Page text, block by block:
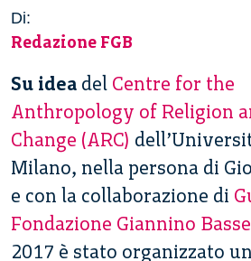
Di:
Redazione FGB
Su idea del Centre for the
Anthropology of Religion
Change (ARC)
Milano, nella persona di
e con la collaborazione di
Fondazione Giannino
2017 è stato organizzato